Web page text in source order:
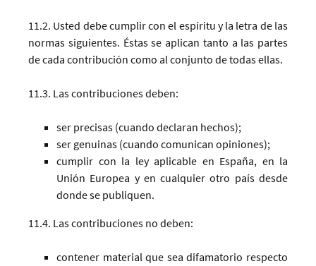
11.2. Usted debe cumplir con el espíritu y la letra de las
normas siguientes. Éstas se aplican tanto a las partes
de cada contribución como al conjunto de todas ellas.
11.3. Las contribuciones deben:
ser precisas (cuando declaran hechos);
ser genuinas (cuando comunican opiniones);
cumplir con la ley aplicable en España, en la
Unión Europea y en cualquier otro país desde
donde se publiquen.
11.4. Las contribuciones no deben:
contener material que sea difamatorio respecto